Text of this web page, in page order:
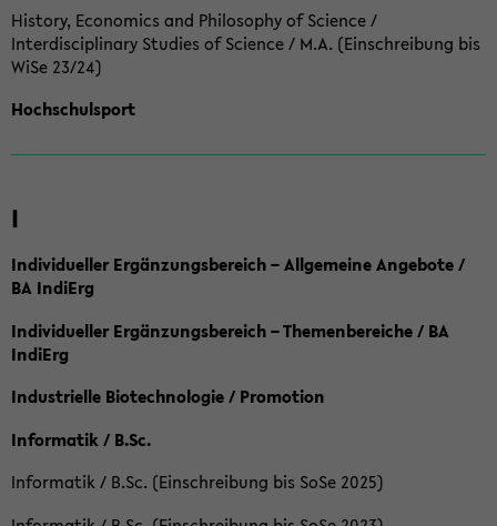
History, Economics and Philosophy of Science /
Interdisciplinary Studies of Science / M.A. (Einschreibung bis
WiSe 23/24)
Hochschulsport
I
Individueller Ergänzungsbereich – Allgemeine Angebote /
BA IndiErg
Individueller Ergänzungsbereich – Themenbereiche / BA
IndiErg
Industrielle Biotechnologie / Promotion
Informatik / B.Sc.
Informatik / B.Sc. (Einschreibung bis SoSe 2025)